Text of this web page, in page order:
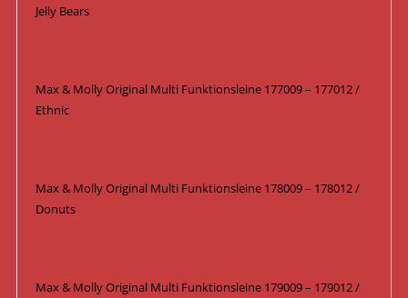
Jelly Bears
Max & Molly Original Multi Funktionsleine 177009 – 177012 /
Ethnic
Max & Molly Original Multi Funktionsleine 178009 – 178012 /
Donuts
Max & Molly Original Multi Funktionsleine 179009 – 179012 /